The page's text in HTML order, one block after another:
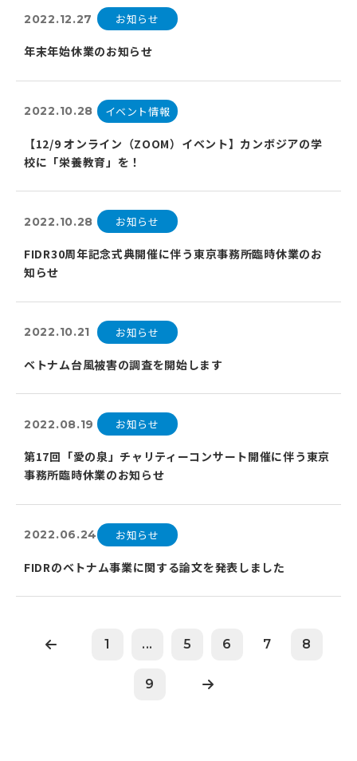
2022.12.27 お知らせ
年末年始休業のお知らせ
2022.10.28 イベント情報
【12/9 オンライン（ZOOM）イベント】カンボジアの学
校に「栄養教育」を！
2022.10.28 お知らせ
FIDR30周年記念式典開催に伴う東京事務所臨時休業のお
知らせ
2022.10.21 お知らせ
ベトナム台風被害の調査を開始します
2022.08.19 お知らせ
第17回「愛の泉」チャリティーコンサート開催に伴う東京
事務所臨時休業のお知らせ
2022.06.24 お知らせ
FIDRのベトナム事業に関する論文を発表しました
1 ... 5 6 7 8
9